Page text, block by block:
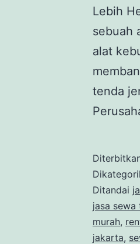
Lebih
sebuah
alat
tenda
Ditandai
jasa
murah,
jakarta,